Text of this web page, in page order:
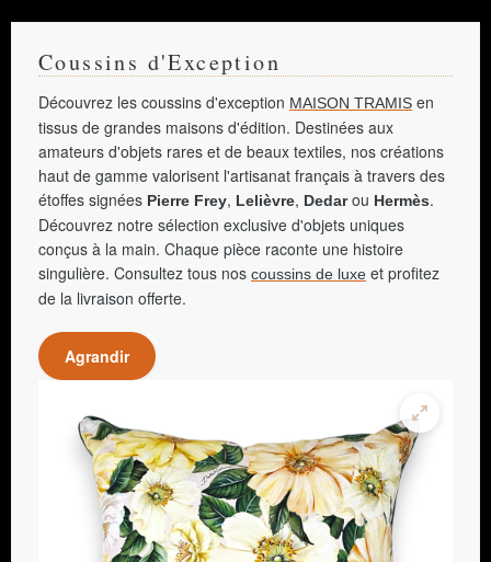
Coussins d'Exception
Découvrez les coussins d'exception MAISON TRAMIS en
tissus de grandes maisons d'édition. Destinées aux
amateurs d'objets rares et de beaux textiles, nos créations
haut de gamme valorisent l'artisanat français à travers des
étoffes signées Pierre Frey, Lelièvre, Dedarou Hermès.
Découvrez notre sélection exclusive d'objets uniques
conçus à la main. Chaque pièce raconte une histoire
singulière. Consultez tous nos coussins de luxe et profitez
de la livraison offerte.
Agrandir